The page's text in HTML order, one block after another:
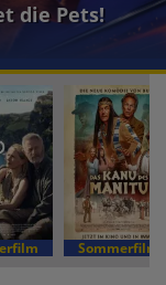
die Pets!
Sommerfilm